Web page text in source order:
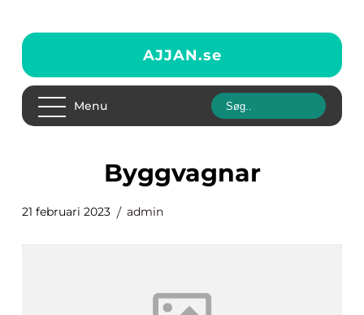
AJJAN.se
Menu
byggvagnar
21 februari 2023 admin